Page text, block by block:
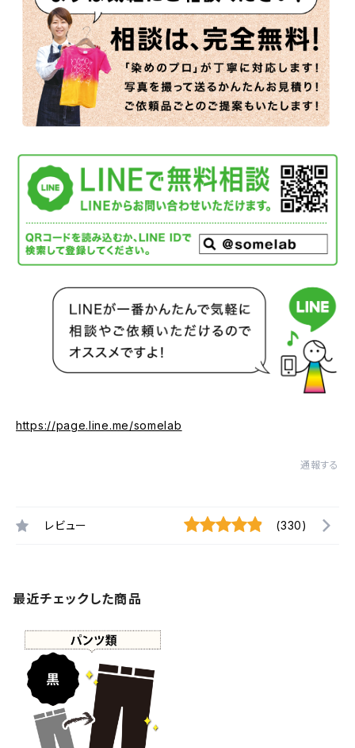
https://page.line.me/somelab
通報する
レビュー (330)
最近チェックした商品